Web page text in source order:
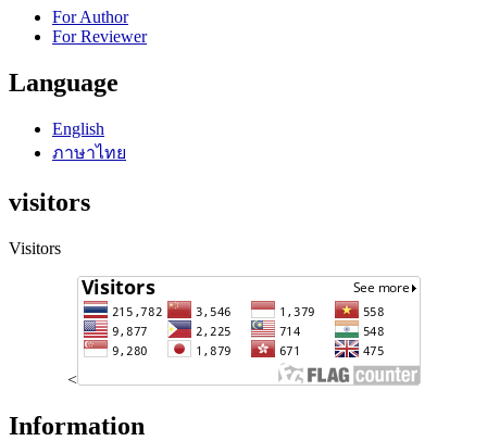
For Author
For Reviewer
Language
English
ภาษาไทย
visitors
Visitors
<
Information